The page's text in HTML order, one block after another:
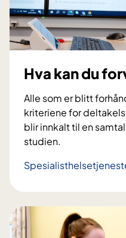
Hva kan du
Alle som er blitt
kriteriene for
blir innkalt til en
studien.